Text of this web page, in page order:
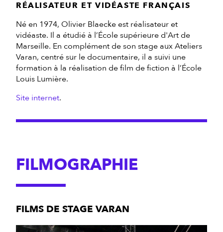
RÉALISATEUR ET VIDÉASTE FRANÇAIS
Né en 1974, Olivier Blaecke est réalisateur et
vidéaste. Il a étudié à l’École supérieure d'Art de
Marseille. En complément de son stage aux Ateliers
Varan, centré sur le documentaire, il a suivi une
formation à la réalisation de film de fiction à l’École
Louis Lumière.
Site internet
FILMOGRAPHIE
FILMS DE STAGE VARAN